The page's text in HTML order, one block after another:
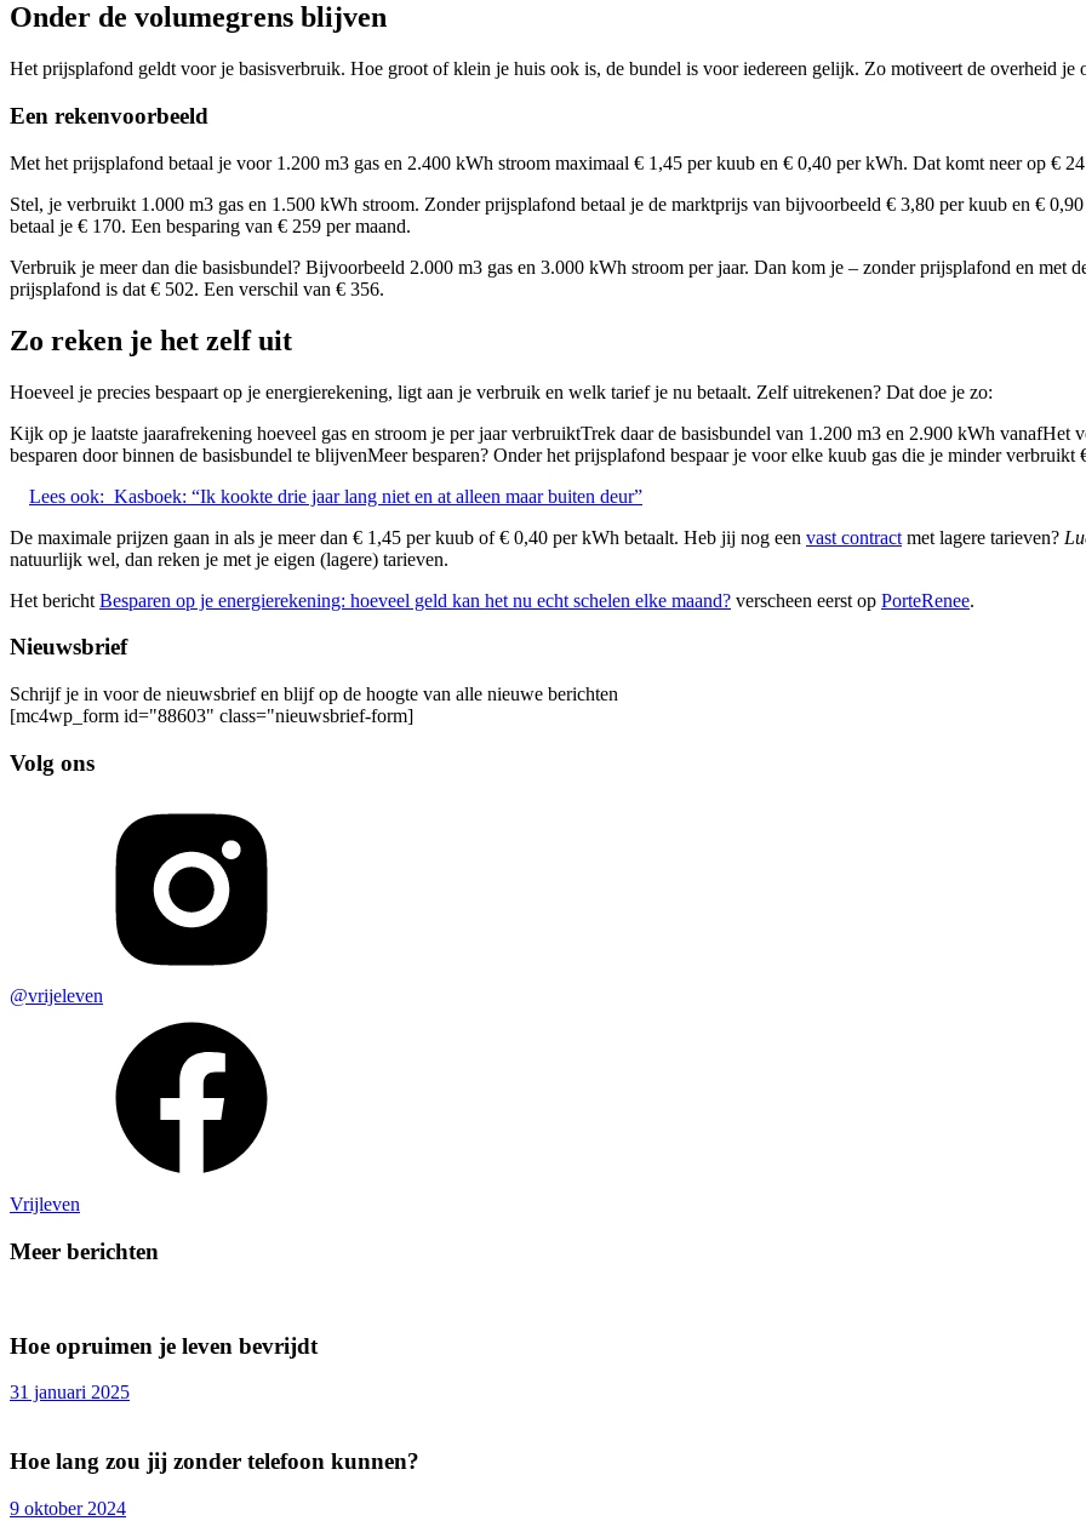
Onder de volumegrens blijven
Het prijsplafond geldt voor je basisverbruik. Hoe groot of klein je huis ook is, de bundel is voor iedereen gelijk. Zo motiveert de overheid je
Een rekenvoorbeeld
Met het prijsplafond betaal je voor 1.200 m3 gas en 2.400 kWh stroom maximaal € 1,45 per kuub en € 0,40 per kWh. Dat komt neer op €
Stel, je verbruikt 1.000 m3 gas en 1.500 kWh stroom. Zonder prijsplafond betaal je de marktprijs van bijvoorbeeld € 3,80 per kuub en €
betaal je € 170. Een besparing van € 259 per maand.
Verbruik je meer dan die basisbundel? Bijvoorbeeld 2.000 m3 gas en 3.000 kWh stroom per jaar. Dan kom je – zonder prijsplafond en met
prijsplafond is dat € 502. Een verschil van € 356.
Zo reken je het zelf uit
Hoeveel je precies bespaart op je energierekening, ligt aan je verbruik en welk tarief je nu betaalt. Zelf uitrekenen? Dat doe je zo:
Kijk op je laatste jaarafrekening hoeveel gas en stroom je per jaar verbruiktTrek daar de basisbundel van 1.200 m3 en 2.900 kWh
besparen door binnen de basisbundel te blijvenMeer besparen? Onder het prijsplafond bespaar je voor elke kuub gas die je minder
Lees ook: Kasboek: “Ik kookte drie jaar lang niet en at alleen maar buiten deur”
De maximale prijzen gaan in als je meer dan € 1,45 per kuub of € 0,40 per kWh betaalt. Heb jij nog een vast contract met lagere tarieven?
natuurlijk wel, dan reken je met je eigen (lagere) tarieven.
Het bericht Besparen op je energierekening: hoeveel geld kan het nu echt schelen elke maand? verscheen eerst op PorteRenee.
Nieuwsbrief
Schrijf je in voor de nieuwsbrief en blijf op de hoogte van alle nieuwe berichten
[mc4wp_form id="88603" class="nieuwsbrief-form]
Volg ons
@vrijeleven
Vrijleven
Meer berichten
Hoe opruimen je leven bevrijdt
31 januari 2025
Hoe lang zou jij zonder telefoon kunnen?
9 oktober 2024